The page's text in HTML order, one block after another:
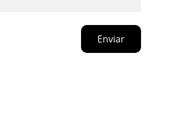
Enviar